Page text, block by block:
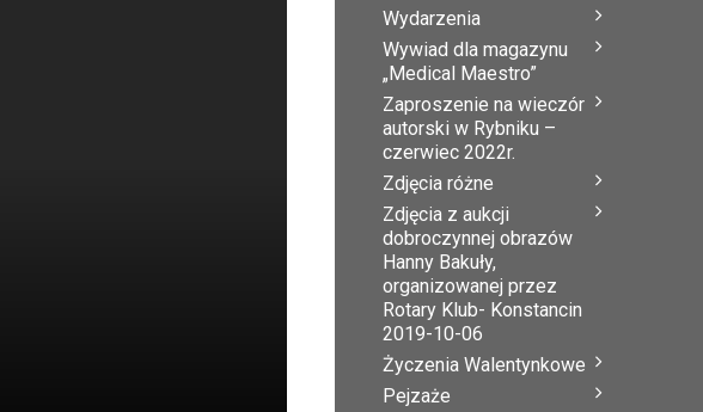
Wydarzenia
Wywiad dla magazynu
„Medical Maestro”
Zaproszenie na wieczór
autorski w Rybniku –
czerwiec 2022r.
Zdjęcia różne
Zdjęcia z aukcji
dobroczynnej obrazów
Hanny Bakuły,
organizowanej przez
Rotary Klub- Konstancin
2019-10-06
Życzenia Walentynkowe
Pejzaże